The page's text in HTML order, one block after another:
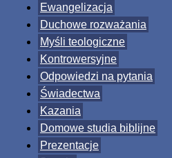
Ewangelizacja
Duchowe rozważania
Myśli teologiczne
Kontrowersyjne
Odpowiedzi na pytania
Świadectwa
Kazania
Domowe studia biblijne
Prezentacje